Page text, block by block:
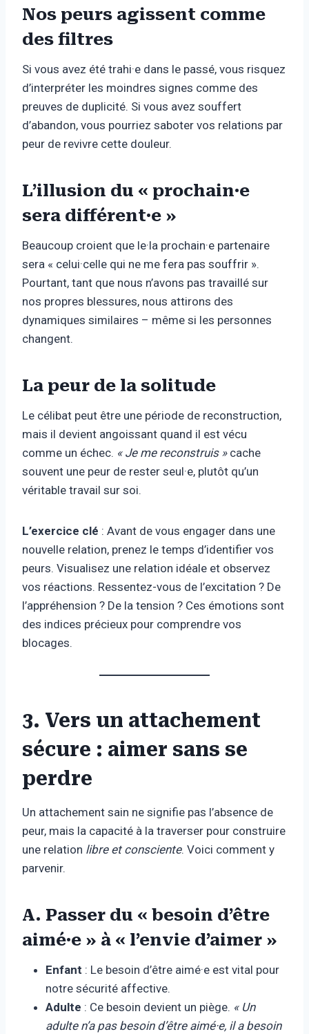
Nos peurs agissent comme
des filtres
Si vous avez été trahi·e dans le passé, vous risquez
d’interpréter les moindres signes comme des
preuves de duplicité. Si vous avez souffert
d’abandon, vous pourriez saboter vos relations par
peur de revivre cette douleur.
L’illusion du « prochain·e
sera différent·e »
Beaucoup croient que le·la prochain·e partenaire
sera « celui·celle qui ne me fera pas souffrir ».
Pourtant, tant que nous n’avons pas travaillé sur
nos propres blessures, nous attirons des
dynamiques similaires – même si les personnes
changent.
La peur de la solitude
Le célibat peut être une période de reconstruction,
mais il devient angoissant quand il est vécu
comme un échec. « Je me reconstruis »cache
souvent une peur de rester seul·e, plutôt qu’un
véritable travail sur soi.
L’exercice clé : Avant de vous engager dans une
nouvelle relation, prenez le temps d’identifier vos
peurs. Visualisez une relation idéale et observez
vos réactions. Ressentez-vous de l’excitation ? De
l’appréhension ? De la tension ? Ces émotions sont
des indices précieux pour comprendre vos
blocages.
3. Vers un attachement
sécure : aimer sans se
perdre
Un attachement sain ne signifie pas l’absence de
peur, mais la capacité à la traverser pour construire
une relation libre et consciente. Voici comment y
parvenir.
A. Passer du « besoin d’être
aimé·e » à « l’envie d’aimer »
Enfant : Le besoin d’être aimé·e est vital pour
notre sécurité affective.
Adulte : Ce besoin devient un piège. « Un
adulte n’a pas besoin d’être aimé·e, il a besoin